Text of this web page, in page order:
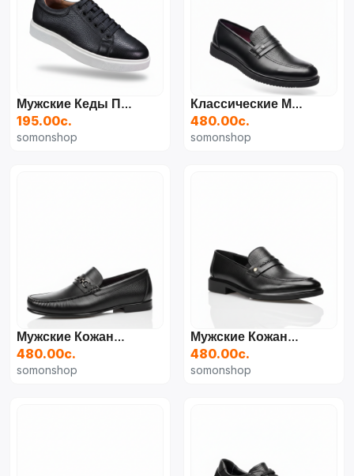
Мужские Кеды Повседневного Стиля
195.00с.
somonshop
Классические Мужские Лоферы Из Натуральной Кожи (Турция)
480.00с.
somonshop
Мужские Кожаные Лоферы С Металлической Пряжкой (Турция)
480.00с.
somonshop
Мужские Кожаные Лоферы С Декоративным Плетением (Турция)
480.00с.
somonshop